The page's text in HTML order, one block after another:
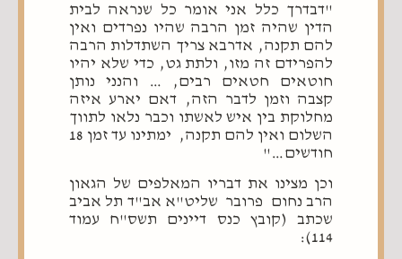
"דבדרך כלל אני אומר כל שנראה לבית
הדין שהיה זמן הרבה שהיו נפרדים ואין
להם תקנה, אדרבא צריך השתדלות הרבה
להפרידם זה מזו, ולתת גט, כדי שלא יהיו
חוטאים חטאים רבים, … והנני נותן
קצבה וזמן לדבר הזה, דאם יארע איזה
מחלוקת בין איש לאשתו וכבר נלאו לתווך
השלום ואין להם תקנה, ימתינו עד זמן 18
חודשים…"
וכן מצינו את דבריו המאלפים של הגאון
הרב נחום פרובר שליט"א אב"ד תל אביב
שכתב (קובץ כנס דיינים תשס"ח עמוד
114):